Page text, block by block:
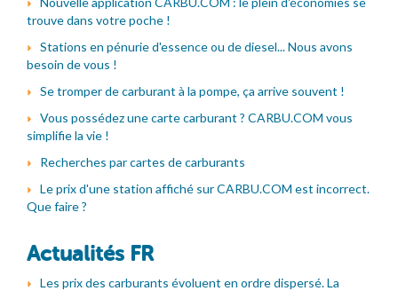
trouve dans votre poche !
Stations en pénurie d'essence ou de diesel... Nous avons
besoin de vous !
Se tromper de carburant à la pompe, ça arrive souvent !
Vous possédez une carte carburant ? CARBU.COM vous
simplifie la vie !
Recherches par cartes de carburants
Le prix d'une station affiché sur CARBU.COM est incorrect.
Que faire ?
Actualités FR
Les prix des carburants évoluent en ordre dispersé. La